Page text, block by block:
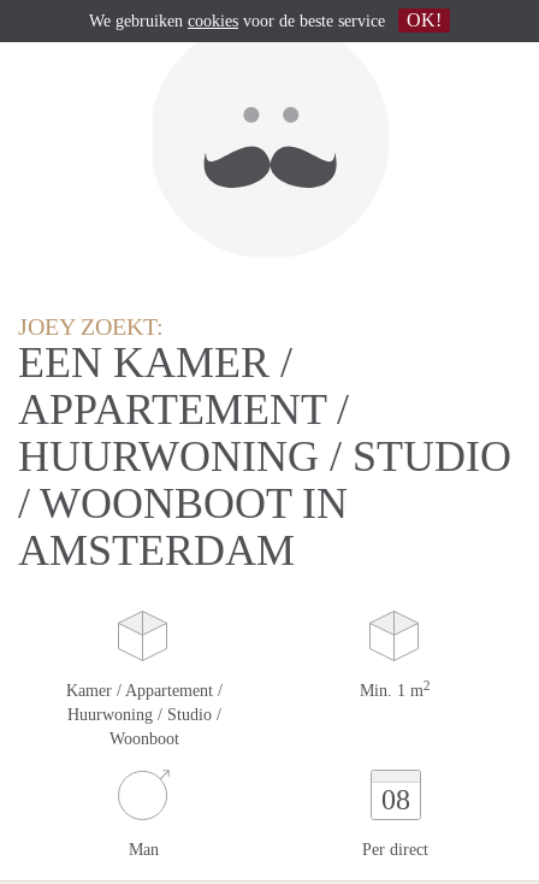
JOEY ZOEKT:
EEN KAMER /
APPARTEMENT /
HUURWONING / STUDIO
/ WOONBOOT IN
AMSTERDAM
Kamer / Appartement /
Huurwoning / Studio /
Woonboot
Min. 1 m2
Man
08
Per direct
We gebruiken cookies voor de beste service OK!